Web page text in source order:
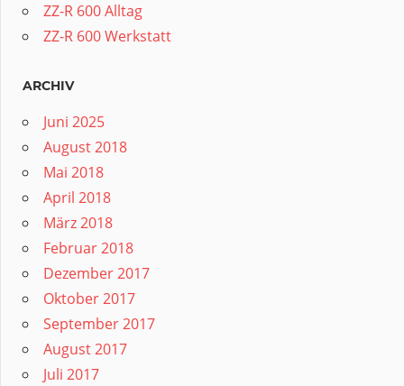
ZZ-R 600 Alltag
ZZ-R 600 Werkstatt
ARCHIV
Juni 2025
August 2018
Mai 2018
April 2018
März 2018
Februar 2018
Dezember 2017
Oktober 2017
September 2017
August 2017
Juli 2017